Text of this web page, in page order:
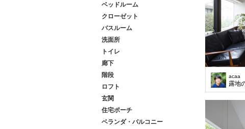
ベッドルーム
クローゼット
バスルーム
洗面所
トイレ
廊下
階段
ロフト
玄関
住宅ポーチ
ベランダ・バルコニー
acaa
露地